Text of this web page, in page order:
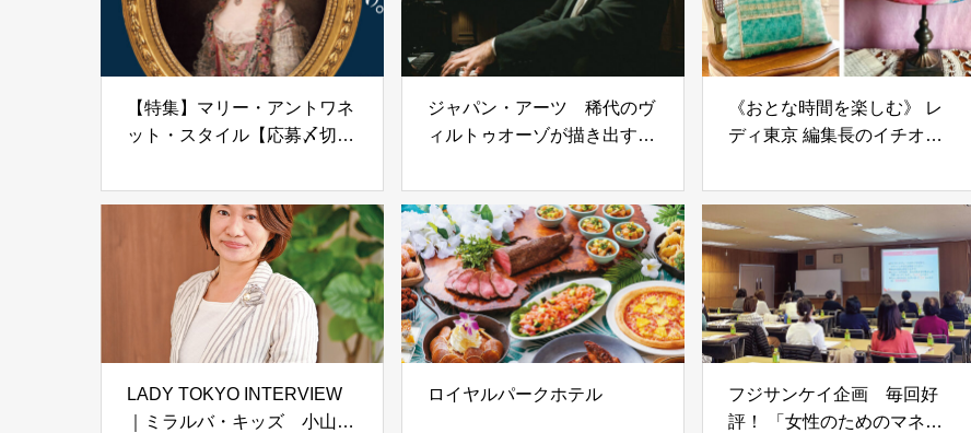
【特集】マリー・アントワネ
ット・スタイル【応募〆切
ジャパン・アーツ 稀代のヴ
ィルトゥオーゾが描き出す音
《おとな時間を楽しむ》 レ
ディ東京 編集長のイチオシ!
LADY TOKYO INTERVIEW
｜ミラルバ・キッズ 小山み
ロイヤルパークホテル
フジサンケイ企画 毎回好
評！ 「女性のためのマネー